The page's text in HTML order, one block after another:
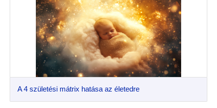
A 4 születési mátrix hatása az életedre